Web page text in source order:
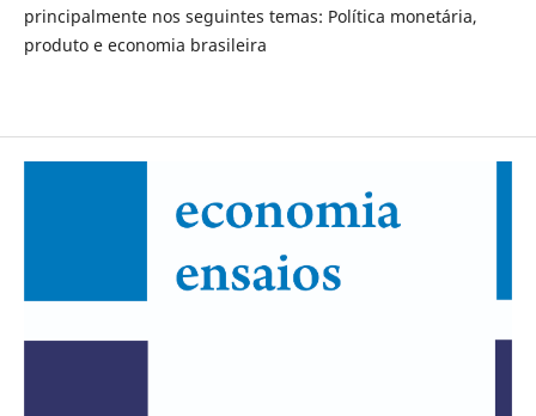
principalmente nos seguintes temas: Política monetária,
produto e economia brasileira